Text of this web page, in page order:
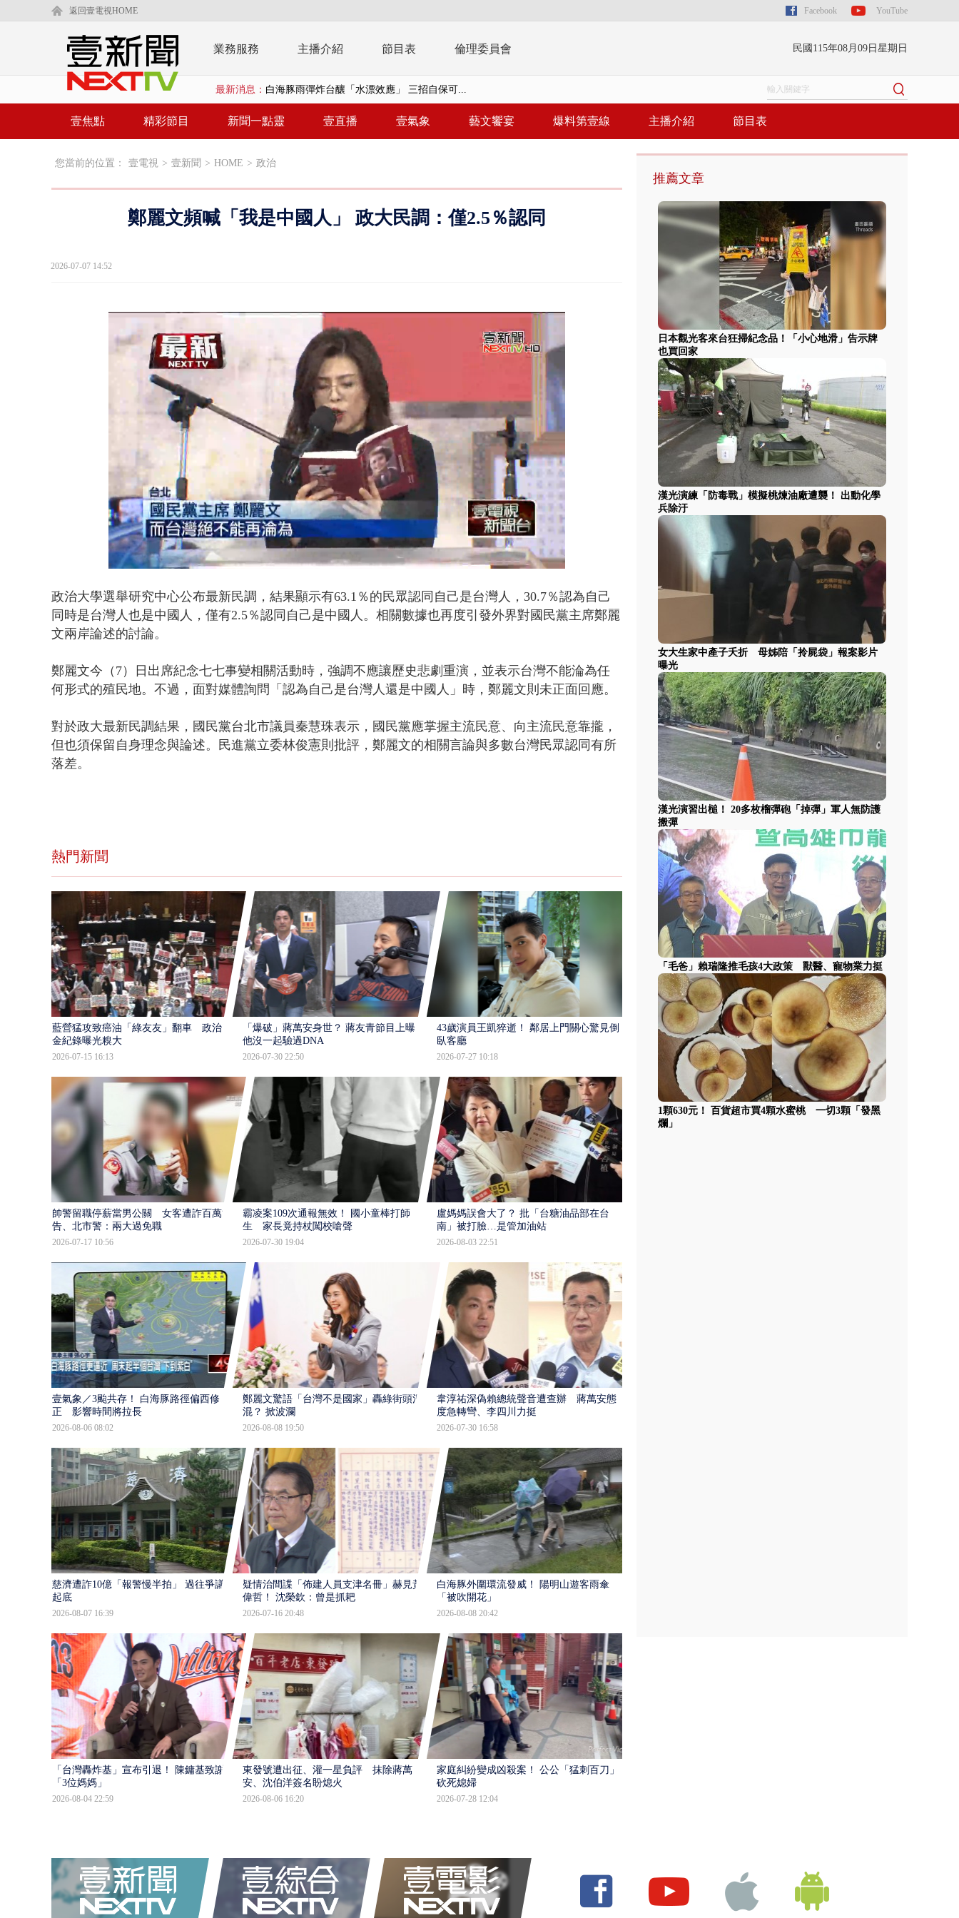
返回壹電視HOME Facebook YouTube
業務服務 主播介紹 節目表 倫理委員會 民國115年08月09日星期日
最新消息： 【新聞一點靈】里長參選人竟肇逃！ 連撞2車...
漢光演練「防毒戰」模擬桃煉油廠遭襲！ 出...
大貨車疲駕又吸毒逆向撞 小客車被撞爛駕駛...
白海豚雨彈炸台釀「水漂效應」 三招自保可...
壹焦點 精彩節目 新聞一點靈 壹直播 壹氣象 藝文饗宴 爆料第壹線 主播介紹 節目表
您當前的位置： 壹電視 > 壹新聞 > HOME > 政治
鄭麗文頻喊「我是中國人」 政大民調：僅2.5％認同
2026-07-07 14:52
Unmute
53.56%
政治大學選舉研究中心公布最新民調，結果顯示有63.1％的民眾認同自己是台灣人，30.7％認為自己
同時是台灣人也是中國人，僅有2.5％認同自己是中國人。相關數據也再度引發外界對國民黨主席鄭麗
文兩岸論述的討論。
鄭麗文今（7）日出席紀念七七事變相關活動時，強調不應讓歷史悲劇重演，並表示台灣不能淪為任
何形式的殖民地。不過，面對媒體詢問「認為自己是台灣人還是中國人」時，鄭麗文則未正面回應。
對於政大最新民調結果，國民黨台北市議員秦慧珠表示，國民黨應掌握主流民意、向主流民意靠攏，
但也須保留自身理念與論述。民進黨立委林俊憲則批評，鄭麗文的相關言論與多數台灣民眾認同有所
落差。
熱門新聞
藍營猛攻致癌油「綠友友」翻車 政治獻
金紀錄曝光糗大
2026-07-15 16:13
「爆破」蔣萬安身世？ 蔣友青節目上曝：
他沒一起驗過DNA
2026-07-30 22:50
43歲演員王凱猝逝！ 鄰居上門關心驚見倒
臥客廳
2026-07-27 10:18
帥警留職停薪當男公關 女客遭詐百萬提
告、北市警：兩大過免職
2026-07-17 10:56
霸凌案109次通報無效！ 國小童棒打師
生 家長竟持杖闖校嗆聲
2026-07-30 19:04
盧媽媽誤會大了？ 批「台糖油品部在台
南」被打臉…是管加油站
2026-08-03 22:51
壹氣象／3颱共存！ 白海豚路徑偏西修
正 影響時間將拉長
2026-08-06 08:02
鄭麗文驚語「台灣不是國家」轟綠街頭混
混？ 掀波瀾
2026-08-08 19:50
韋淳祐深偽賴總統聲音遭查辦 蔣萬安態
度急轉彎、李四川力挺
2026-07-30 16:58
慈濟遭詐10億「報警慢半拍」 過往爭議遭
起底
2026-08-07 16:39
疑情治間諜「佈建人員支津名冊」赫見黃
偉哲！ 沈榮欽：曾是抓耙
2026-07-16 20:48
白海豚外圍環流發威！ 陽明山遊客雨傘
「被吹開花」
2026-08-08 20:42
「台灣轟炸基」宣布引退！ 陳鏞基致謝
「3位媽媽」
2026-08-04 22:59
東發號遭出征、灌一星負評 抹除蔣萬
安、沈伯洋簽名盼熄火
2026-08-06 16:20
家庭糾紛變成凶殺案！ 公公「猛刺百刀」
砍死媳婦
2026-07-28 12:04
推薦文章
日本觀光客來台狂掃紀念品！「小心地滑」告示牌
也買回家
漢光演練「防毒戰」模擬桃煉油廠遭襲！ 出動化學
兵除汙
女大生家中產子夭折 母姊陪「拎屍袋」報案影片
曝光
漢光演習出槌！ 20多枚榴彈砲「掉彈」軍人無防護
搬彈
「毛爸」賴瑞隆推毛孩4大政策 獸醫、寵物業力挺
1顆630元！ 百貨超市買4顆水蜜桃 一切3顆「發黑
爛」